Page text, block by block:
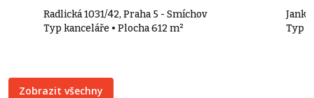
Radlická 1031/42, Praha 5 - Smíchov
Typ kanceláře • Plocha 612 m²
Typ
Zobrazit všechny